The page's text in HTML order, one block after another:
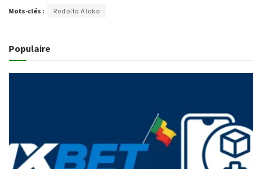
Mots-clés : Rodolfo Aloko
Populaire